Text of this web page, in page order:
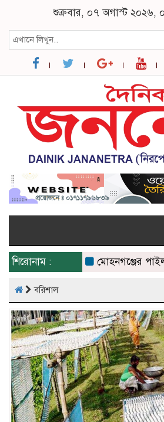
শুক্রবার, ০৭ অগাস্ট ২০২৬,
শিরোনাম :
মোহনগঞ্জের
বরিশাল